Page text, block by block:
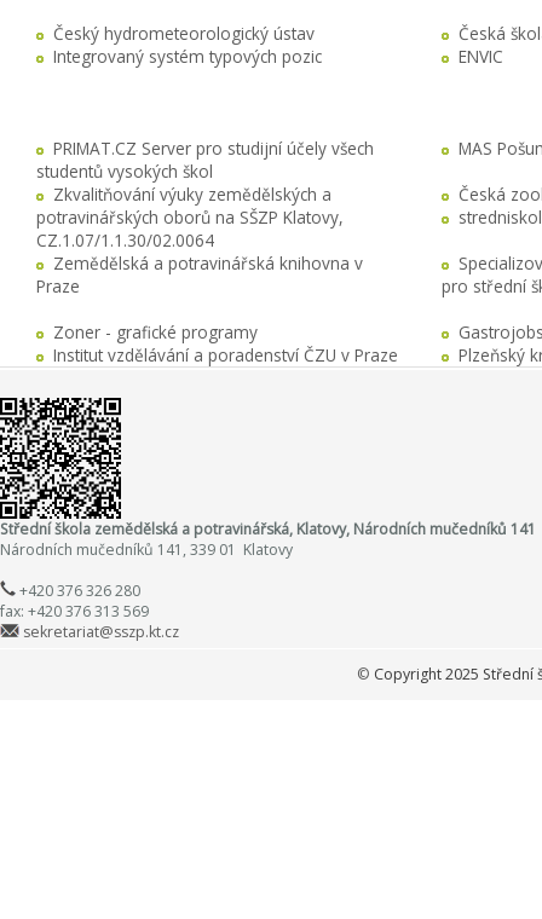
Český hydrometeorologický ústav
Česká
Integrovaný systém typových pozic
ENVIC
PRIMAT.CZ Server pro studijní účely všech
studentů vysokých škol
MAS
Zkvalitňování výuky zemědělských a
potravinářských oborů na SŠZP Klatovy,
CZ.1.07/1.1.30/02.0064
Česká
Zemědělská a potravinářská knihovna v
Praze
pro střední
Zoner - grafické programy
Institut vzdělávání a poradenství ČZU v Praze
Plzeňský
Střední škola zemědělská a potravinářská, Klatovy, Národních mučedníků 141
Národních mučedníků 141, 339 01 Klatovy
+420 376 326 280
fax: +420 376 313 569
sekretariat@sszp.kt.cz
© Copyright 2025 Střední